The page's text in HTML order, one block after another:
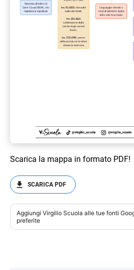
Scarica la mappa in formato PDF!
SCARICA PDF
Aggiungi Virgilio Scuola alle tue fonti
preferite